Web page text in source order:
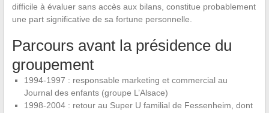
difficile à évaluer sans accès aux bilans, constitue probablement
une part significative de sa fortune personnelle.
Parcours avant la présidence du
groupement
1994-1997 : responsable marketing et commercial au
Journal des enfants (groupe L’Alsace)
1998-2004 : retour au Super U familial de Fessenheim, dont